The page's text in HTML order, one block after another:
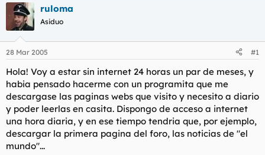
i
c
i
a
d
o
r
d
e
l
t
e
m
a
c
a
i
n
c
i
o
ruloma
Asiduo
28 Mar 2005 #1
Hola! Voy a estar sin internet 24 horas un par de meses, y
habia pensado hacerme con un programita que me
descargase las paginas webs que visito y necesito a diario
y poder leerlas en casita. Dispongo de acceso a internet
una hora diaria, y en ese tiempo tendria que, por ejemplo,
descargar la primera pagina del foro, las noticias de "el
mundo"...